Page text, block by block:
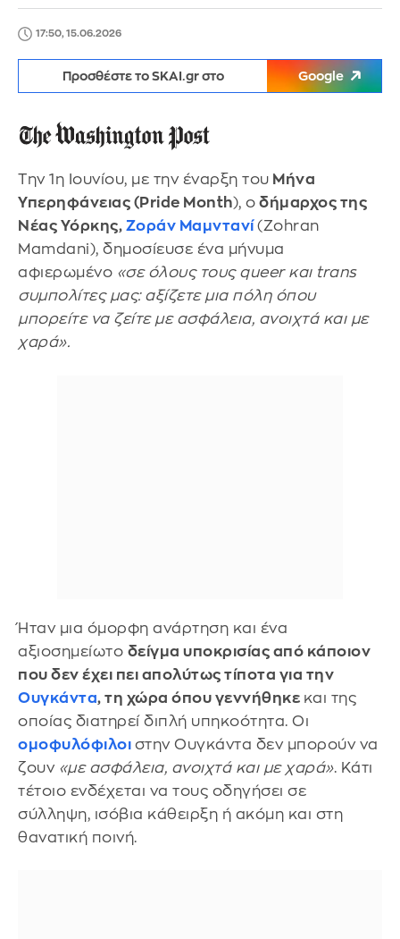
17:50, 15.06.2026
Προσθέστε το SKAI.gr στο Google
Την 1η Ιουνίου, με την έναρξη του Μήνα
Υπερηφάνειας (Pride Month), ο δήμαρχος της
Νέας Υόρκης, Ζοράν Μαμντανί (Zohran
Mamdani), δημοσίευσε ένα μήνυμα
αφιερωμένο «σε όλους τους queer και trans
συμπολίτες μας: αξίζετε μια πόλη όπου
μπορείτε να ζείτε με ασφάλεια, ανοιχτά και με
χαρά».
Ήταν μια όμορφη ανάρτηση και ένα
αξιοσημείωτο δείγμα υποκρισίας από κάποιον
που δεν έχει πει απολύτως τίποτα για την
Ουγκάντα, τη χώρα όπου γεννήθηκε και της
οποίας διατηρεί διπλή υπηκοότητα. Οι
ομοφυλόφιλοι στην Ουγκάντα δεν μπορούν να
ζουν «με ασφάλεια, ανοιχτά και με χαρά». Κάτι
τέτοιο ενδέχεται να τους οδηγήσει σε
σύλληψη, ισόβια κάθειρξη ή ακόμη και στη
θανατική ποινή.